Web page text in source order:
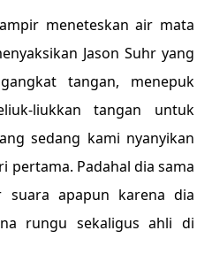
meneteskan air mata
Jason Suhr yang
tangan, menepuk
liukkan tangan untuk
sedang kami nyanyikan
pertama. Padahal dia sama
suara apapun karena dia
rungu sekaligus ahli di